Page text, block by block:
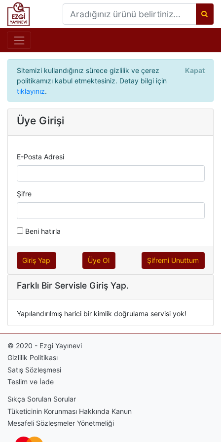
Sitemizi kullandığınız sürece gizlilik ve çerez
politikamızı kabul etmektesiniz. Detay bilgi için
tıklayınız.
Kapat
Üye Girişi
E-Posta Adresi
Şifre
Beni hatırla
Giriş Yap Üye Ol Şifremi Unuttum
Farklı Bir Servisle Giriş Yap.
Yapılandırılmış harici bir kimlik doğrulama servisi yok!
© 2020 - Ezgi Yayınevi
Gizlilik Politikası
Satış Sözleşmesi
Teslim ve İade
Sıkça Sorulan Sorular
Tüketicinin Korunması Hakkında Kanun
Mesafeli Sözleşmeler Yönetmeliği